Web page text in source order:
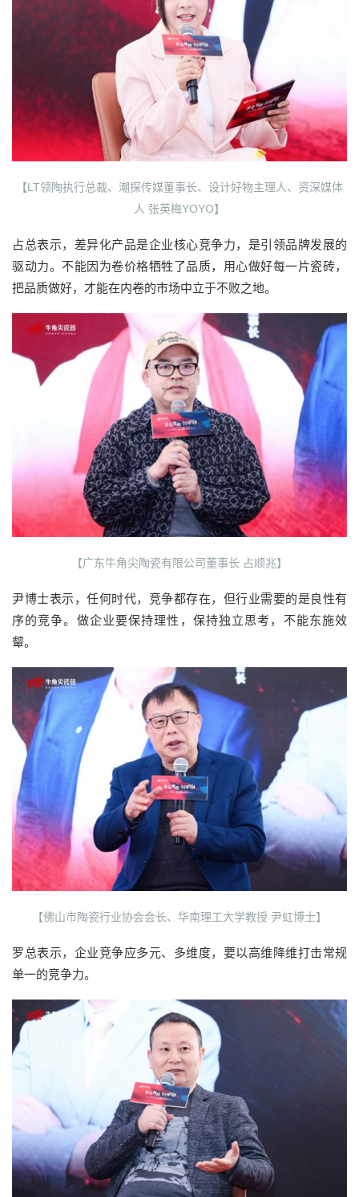
【LT领陶执行总裁、潮探传媒董事长、设计好物主理人、资深媒体
人 张英梅YOYO】
占总表示，差异化产品是企业核心竞争力，是引领品牌发展的
驱动力。不能因为卷价格牺牲了品质，用心做好每一片瓷砖，
把品质做好，才能在内卷的市场中立于不败之地。
【广东牛角尖陶瓷有限公司董事长 占顺兆】
尹博士表示，任何时代，竞争都存在，但行业需要的是良性有
序的竞争。做企业要保持理性，保持独立思考，不能东施效
颦。
【佛山市陶瓷行业协会会长、华南理工大学教授 尹虹博士】
罗总表示，企业竞争应多元、多维度，要以高维降维打击常规
单一的竞争力。